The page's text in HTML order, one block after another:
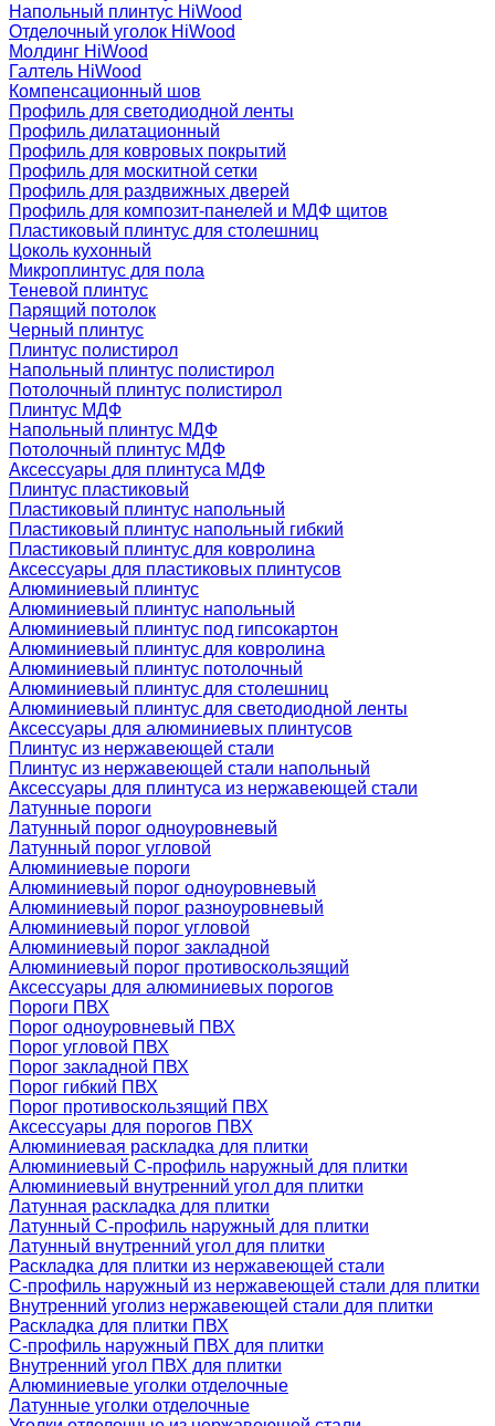
Напольный плинтус HiWood
Отделочный уголок HiWood
Молдинг HiWood
Галтель HiWood
Компенсационный шов
Профиль для светодиодной ленты
Профиль дилатационный
Профиль для ковровых покрытий
Профиль для москитной сетки
Профиль для раздвижных дверей
Профиль для композит-панелей и МДФ щитов
Пластиковый плинтус для столешниц
Цоколь кухонный
Микроплинтус для пола
Теневой плинтус
Парящий потолок
Черный плинтус
Плинтус полистирол
Напольный плинтус полистирол
Потолочный плинтус полистирол
Плинтус МДФ
Напольный плинтус МДФ
Потолочный плинтус МДФ
Аксессуары для плинтуса МДФ
Плинтус пластиковый
Пластиковый плинтус напольный
Пластиковый плинтус напольный гибкий
Пластиковый плинтус для ковролина
Аксессуары для пластиковых плинтусов
Алюминиевый плинтус
Алюминиевый плинтус напольный
Алюминиевый плинтус под гипсокартон
Алюминиевый плинтус для ковролина
Алюминиевый плинтус потолочный
Алюминиевый плинтус для столешниц
Алюминиевый плинтус для светодиодной ленты
Аксессуары для алюминиевых плинтусов
Плинтус из нержавеющей стали
Плинтус из нержавеющей стали напольный
Аксессуары для плинтуса из нержавеющей стали
Латунные пороги
Латунный порог одноуровневый
Латунный порог угловой
Алюминиевые пороги
Алюминиевый порог одноуровневый
Алюминиевый порог разноуровневый
Алюминиевый порог угловой
Алюминиевый порог закладной
Алюминиевый порог противоскользящий
Аксессуары для алюминиевых порогов
Пороги ПВХ
Порог одноуровневый ПВХ
Порог угловой ПВХ
Порог закладной ПВХ
Порог гибкий ПВХ
Порог противоскользящий ПВХ
Аксессуары для порогов ПВХ
Алюминиевая раскладка для плитки
Алюминиевый С-профиль наружный для плитки
Алюминиевый внутренний угол для плитки
Латунная раскладка для плитки
Латунный С-профиль наружный для плитки
Латунный внутренний угол для плитки
Раскладка для плитки из нержавеющей стали
С-профиль наружный из нержавеющей стали для плитки
Внутренний уголиз нержавеющей стали для плитки
Раскладка для плитки ПВХ
С-профиль наружный ПВХ для плитки
Внутренний угол ПВХ для плитки
Алюминиевые уголки отделочные
Латунные уголки отделочные